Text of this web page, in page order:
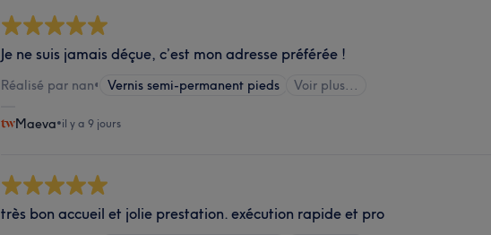
Je ne suis jamais déçue, c’est mon adresse préférée !
Réalisé par nan• Vernis semi-permanent pieds Voir plus...
Maeva•il y a 9 jours
très bon accueil et jolie prestation. exécution rapide et pro